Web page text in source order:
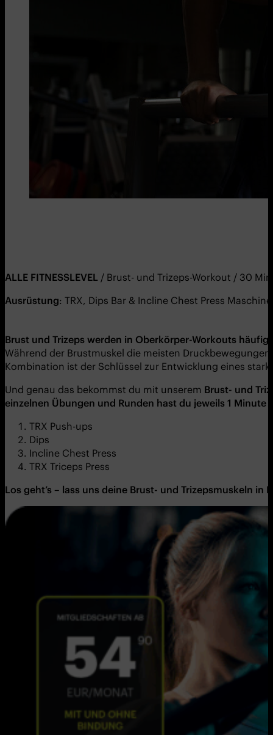
ALLE FITNESSLEVEL / Brust- und Trizeps-Workout / 30
Ausrüstung: TRX, Dips Bar & Incline Chest Press Maschine
Brust und Trizeps werden in Oberkörper-Workouts
Während der Brustmuskel die meisten
Kombination ist der Schlüssel zur Entwicklung eines
Und genau das bekommst du mit unserem Brust- und
einzelnen Übungen und Runden hast du jeweils 1 Minute
TRX Push-ups
Dips
Incline Chest Press
TRX Triceps Press
Los geht’s – lass uns deine Brust- und Trizepsmuskeln in